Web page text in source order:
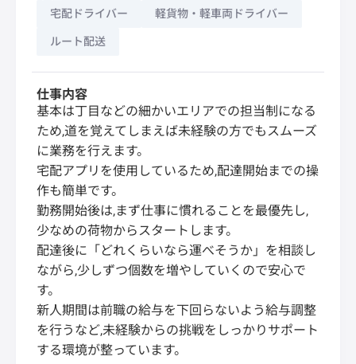
宅配ドライバー 軽貨物・軽車両ドライバー
ルート配送
仕事内容
基本は丁目などの細かいエリアでの担当制になる
ため,道を覚えてしまえば未経験の方でもスムーズ
に業務を行えます。
宅配アプリを使用しているため,配達開始までの操
作も簡単です。
勤務開始後は,まず仕事に慣れることを最優先し,
少なめの荷物からスタートします。
配達後に「どれくらいなら運べそうか」を相談し
ながら,少しずつ個数を増やしていくので安心で
す。
新人期間は前職の給与を下回らないよう給与調整
を行うなど,未経験からの挑戦をしっかりサポート
する環境が整っています。